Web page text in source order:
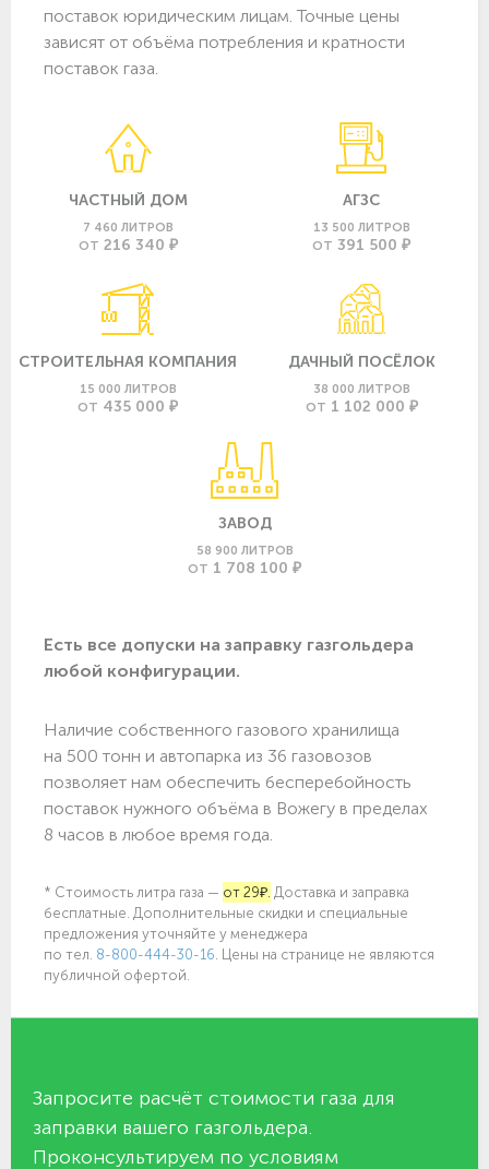
поставок юридическим лицам. Точные цены
зависят от объёма потребления и кратности
поставок газа.
ЧАСТНЫЙ ДОМ
7 460 ЛИТРОВ
ОТ 216 340 ₽
АГЗС
13 500 ЛИТРОВ
ОТ 391 500 ₽
СТРОИТЕЛЬНАЯ КОМПАНИЯ
15 000 ЛИТРОВ
ОТ 435 000 ₽
ДАЧНЫЙ ПОСЁЛОК
38 000 ЛИТРОВ
ОТ 1 102 000 ₽
ЗАВОД
58 900 ЛИТРОВ
ОТ 1 708 100 ₽
Есть все допуски нa заправку газгольдера
любой конфигурации.
Наличие собственного газового хранилища
на 500 тонн и автопарка из 36 газовозов
позволяет нам обеспечить бесперебойность
поставок нужного объёма в Вожегу в пределах
8 часов в любое время года.
* Стоимость литра газа — от 29₽. Доставка и заправка
бесплатные. Дополнительные скидки и специальные
предложения уточняйте у менеджера
по тел. 8-800-444-30-16 . Цены на странице не являются
публичной офертой.
Запросите расчёт стоимости газа для
заправки вашего газгольдера.
Проконсультируем по условиям